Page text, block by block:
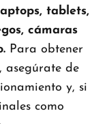
tablets,
cámaras
Para obtener
asegúrate de
y, si
como